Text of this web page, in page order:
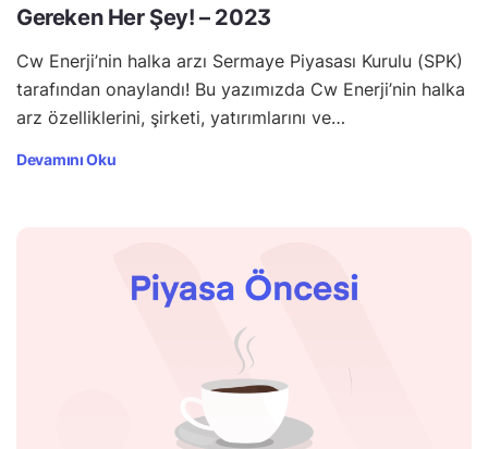
Gereken Her Şey! – 2023
Cw Enerji’nin halka arzı Sermaye Piyasası Kurulu (SPK)
tarafından onaylandı! Bu yazımızda Cw Enerji’nin halka
arz özelliklerini, şirketi, yatırımlarını ve…
Devamını Oku